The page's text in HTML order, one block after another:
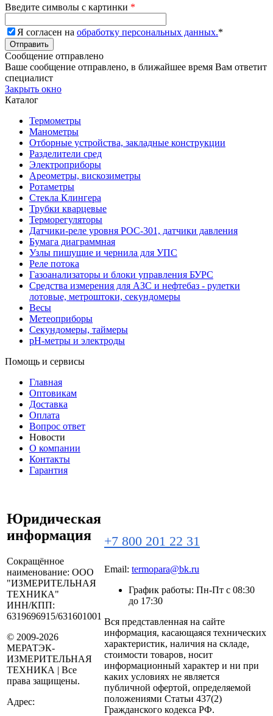
Введите символы с картинки *
Я согласен на обработку персональных данных.*
Сообщение отправлено
Ваше сообщение отправлено, в ближайшее время Вам ответит
специалист
Закрыть окно
Каталог
Термометры
Манометры
Отборные устройства, закладные конструкции
Разделители сред
Электроприборы
Ареометры, вискозиметры
Ротаметры
Стекла Клингера
Трубки кварцевые
Терморегуляторы
Датчики-реле уровня РОС-301, датчики давления
Бумага диаграммная
Узлы пишущие и чернила для УПС
Реле потока
Газоанализаторы и блоки управления БУРС
Средства измерения для АЗС и нефтебаз - рулетки
лотовые, метроштоки, секундомеры
Весы
Метеоприборы
Секундомеры, таймеры
pH-метры и электроды
Помощь и сервисы
Главная
Оптовикам
Доставка
Оплата
Вопрос ответ
Новости
О компании
Контакты
Гарантия
Юридическая
информация
Сокращённое
наименование: ООО
"ИЗМЕРИТЕЛЬНАЯ
ТЕХНИКА"
ИНН/КПП:
6319696915/631601001
© 2009-2026
МЕРАТЭК-
ИЗМЕРИТЕЛЬНАЯ
ТЕХНИКА | Все
права защищены.
Адрес:
+7 800 201 22 31
Email: termopara@bk.ru
График работы: Пн-Пт с 08:30
до 17:30
Вся представленная на сайте
информация, касающаяся технических
характеристик, наличия на складе,
стоимости товаров, носит
информационный характер и ни при
каких условиях не является
публичной офертой, определяемой
положениями Статьи 437(2)
Гражданского кодекса РФ.